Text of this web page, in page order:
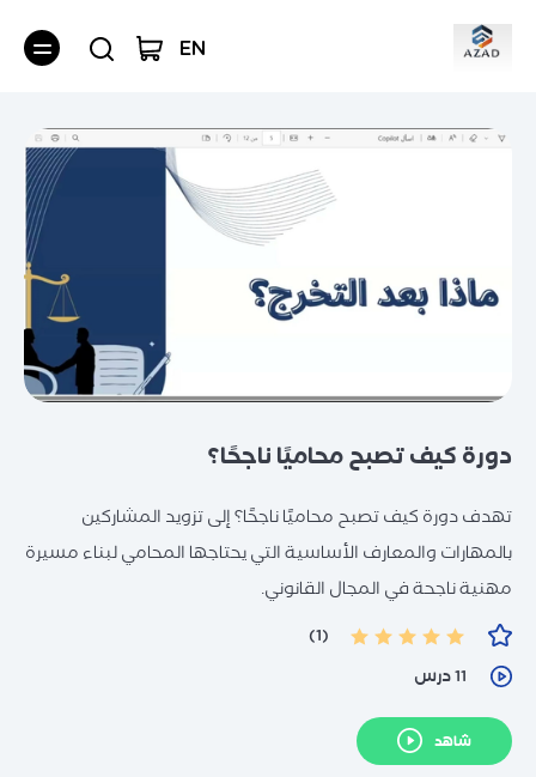
EN
دورة كيف تصبح محاميًا ناجحًا؟
تهدف دورة كيف تصبح محاميًا ناجحًا؟ إلى تزويد المشاركين
بالمهارات والمعارف الأساسية التي يحتاجها المحامي لبناء مسيرة
مهنية ناجحة في المجال القانوني.
(1)
11 درس
شاهد